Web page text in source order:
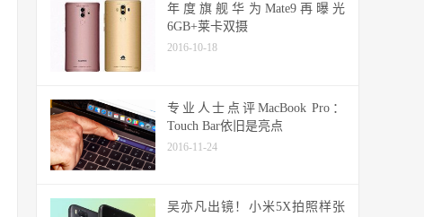
年度旗舰华为Mate9再曝光
6GB+莱卡双摄
2016-10-18
专业人士点评MacBook Pro：
Touch Bar依旧是亮点
2016-11-24
吴亦凡出镜！小米5X拍照样张